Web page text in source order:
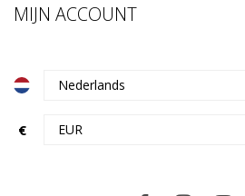
MIJN ACCOUNT
€